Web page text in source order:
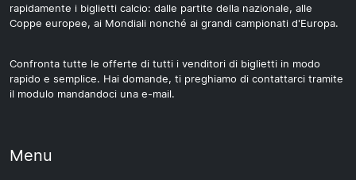
rapidamente i biglietti calcio: dalle partite della nazionale, alle
Coppe europee, ai Mondiali nonché ai grandi campionati d'Europa.
Confronta tutte le offerte di tutti i venditori di biglietti in modo
rapido e semplice. Hai domande, ti preghiamo di contattarci tramite
il modulo mandandoci una e-mail.
Menu